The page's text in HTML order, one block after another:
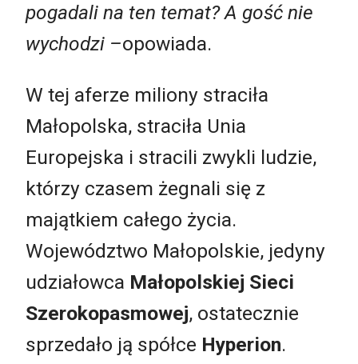
pogadali na ten temat? A gość nie
wychodzi –opowiada.
W tej aferze miliony straciła
Małopolska, straciła Unia
Europejska i stracili zwykli ludzie,
którzy czasem żegnali się z
majątkiem całego życia.
Województwo Małopolskie, jedyny
udziałowca Małopolskiej Sieci
Szerokopasmowej, ostatecznie
sprzedało ją spółce Hyperion.